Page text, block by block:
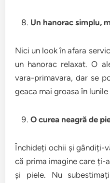
Un hanorac simplu,
Nici un look în afara
un hanorac relaxat. O
vara-primavara, dar se
geaca mai groasa în lunile
O curea neagră de
Închideți ochii și gândiți-
că prima imagine care ți-
și piele. Nu